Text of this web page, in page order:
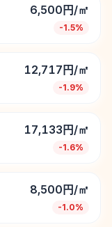
6,500円/㎡
-1.5%
12,717円/㎡
-1.9%
17,133円/㎡
-1.6%
8,500円/㎡
-1.0%